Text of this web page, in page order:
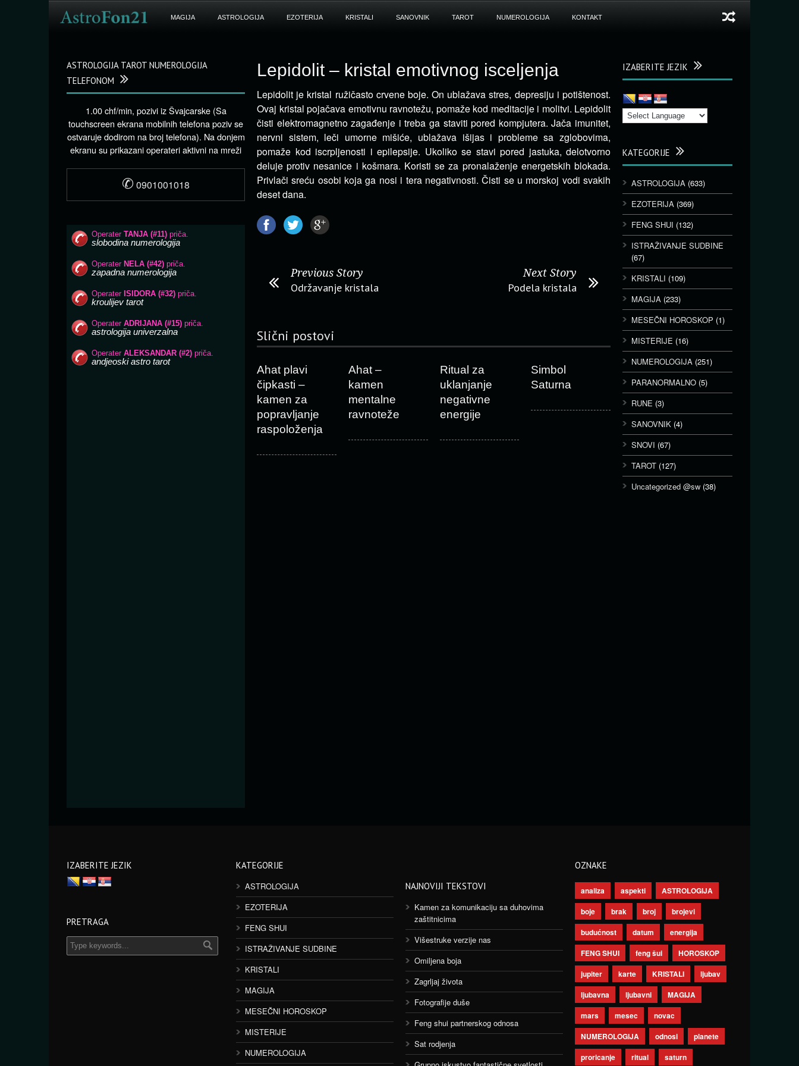
MAGIJA ASTROLOGIJA EZOTERIJA KRISTALI SANOVNIK TAROT NUMEROLOGIJA KONTAKT
Lepidolit – kristal emotivnog isceljenja
Lepidolit je kristal ružičasto crvene boje. On ublažava stres, depresiju i potištenost.
Ovaj kristal pojačava emotivnu ravnotežu, pomaže kod meditacije i molitvi. Lepidolit
čisti elektromagnetno zagađenje i treba ga staviti pored kompjutera. Jača imunitet,
nervni sistem, leči umorne mišiće, ublažava išijas i probleme sa zglobovima,
pomaže kod iscrpljenosti i epilepsije. Ukoliko se stavi pored jastuka, delotvorno
deluje protiv nesanice i košmara. Koristi se za pronalaženje energetskih blokada.
Privlači sreću osobi koja ga nosi i tera negativnosti. Čisti se u morskoj vodi svakih
deset dana.
Previous Story
Održavanje kristala
Next Story
Podela kristala
Slični postovi
Ahat plavi
čipkasti –
kamen za
popravljanje
raspoloženja
Ahat –
kamen
mentalne
ravnoteže
Ritual za
uklanjanje
negativne
energije
Simbol
Saturna
IZABERITE JEZIK
KATEGORIJE
ASTROLOGIJA (633)
EZOTERIJA (369)
FENG SHUI (132)
ISTRAŽIVANJE SUDBINE
(67)
KRISTALI (109)
MAGIJA (233)
MESEČNI HOROSKOP (1)
MISTERIJE (16)
NUMEROLOGIJA (251)
PARANORMALNO (5)
RUNE (3)
SANOVNIK (4)
SNOVI (67)
TAROT (127)
Uncategorized @sw (38)
ASTROLOGIJA TAROT NUMEROLOGIJA
TELEFONOM
1.00 chf/min, pozivi iz Švajcarske (Sa
touchscreen ekrana mobilnih telefona poziv se
ostvaruje dodirom na broj telefona). Na donjem
ekranu su prikazani operateri aktivni na mreži
✆ 0901001018
IZABERITE JEZIK
PRETRAGA
KATEGORIJE
ASTROLOGIJA
EZOTERIJA
FENG SHUI
ISTRAŽIVANJE SUDBINE
KRISTALI
MAGIJA
MESEČNI HOROSKOP
MISTERIJE
NUMEROLOGIJA
NAJNOVIJI TEKSTOVI
Kamen za komunikaciju sa duhovima
zaštitnicima
Višestruke verzije nas
Omiljena boja
Zagrljaj života
Fotografije duše
Feng shui partnerskog odnosa
Sat rodjenja
OZNAKE
analiza aspekti
ASTROLOGIJA
boje
brak broj
brojevi
budućnost
datum
energija
FENG SHUI
feng šui
HOROSKOP
jupiter
karte KRISTALI
ljubav
ljubavna
ljubavni
MAGIJA
mars
mesec
novac
NUMEROLOGIJA
odnosi
planete
proricanje
ritual saturn